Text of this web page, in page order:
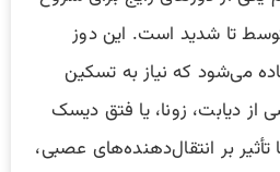
تا شدید است. این دوز
می‌شود که نیاز به تسکین
از دیابت، زونا، یا فتق دیسک
قرص لایریور ۷۵ با تأثیر بر انتقال‌دهنده‌های عصبی،